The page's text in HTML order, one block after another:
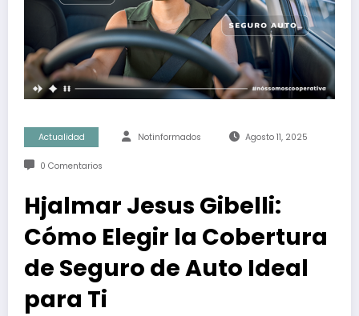
Actualidad Notinformados Agosto 11, 2025
0 Comentarios
Hjalmar Jesus Gibelli:
Cómo Elegir la Cobertura
de Seguro de Auto Ideal
para Ti